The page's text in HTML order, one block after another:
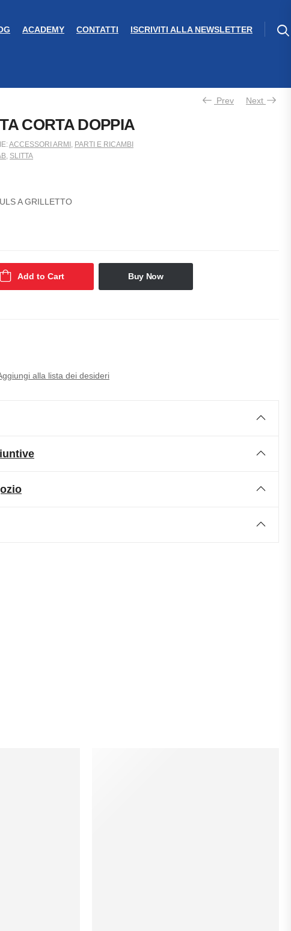
ACADEMY CONTATTI ISCRIVITI ALLA NEWSLETTER
Prev Next
CORTA DOPPIA
ACCESSORI ARMI PARTI E RICAMBI
SLITTA
A GRILLETTO
Add to Cart Buy Now
alla lista dei desideri